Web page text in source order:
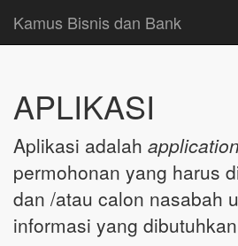
Kamus Bisnis dan Bank
APLIKASI
Aplikasi adalah application
permohonan yang harus
dan /atau calon nasabah
informasi yang